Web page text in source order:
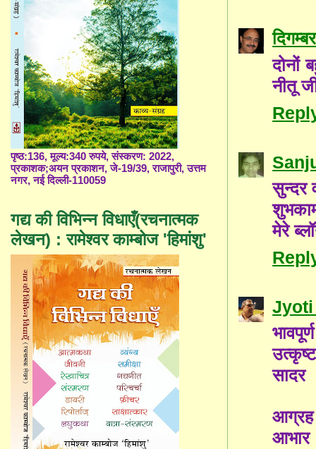
दोनों
नीतू
सुन्दर
मेरे
सादर
आग्रह
आभार
पृष्ठ:136, मूल्य:340 रुपये, संस्करण: 2022,
प्रकाशक;अयन प्रकाशन, जे-19/39, राजापुरी, उत्तम
नगर, नई दिल्ली-110059
गद्य की विभिन्न विधाएँ(रचनात्मक
लेखन) : रामेश्वर काम्बोज 'हिमांशु'